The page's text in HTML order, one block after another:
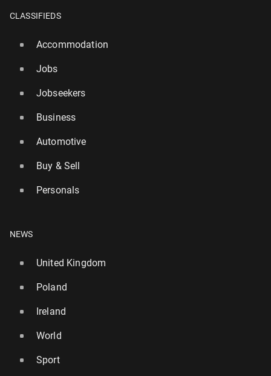
CLASSIFIEDS
Accommodation
Jobs
Jobseekers
Business
Automotive
Buy & Sell
Personals
NEWS
United Kingdom
Poland
Ireland
World
Sport